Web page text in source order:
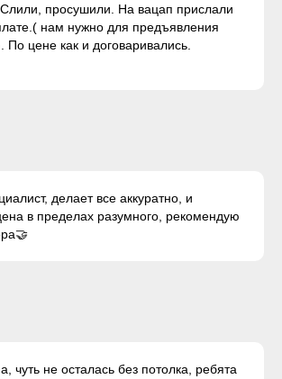
просушили. На вацап прислали
нам нужно для предъявления
По цене как и договаривались.
делает все аккуратно, и
в пределах разумного, рекомендую
чуть не осталась без потолка, ребята